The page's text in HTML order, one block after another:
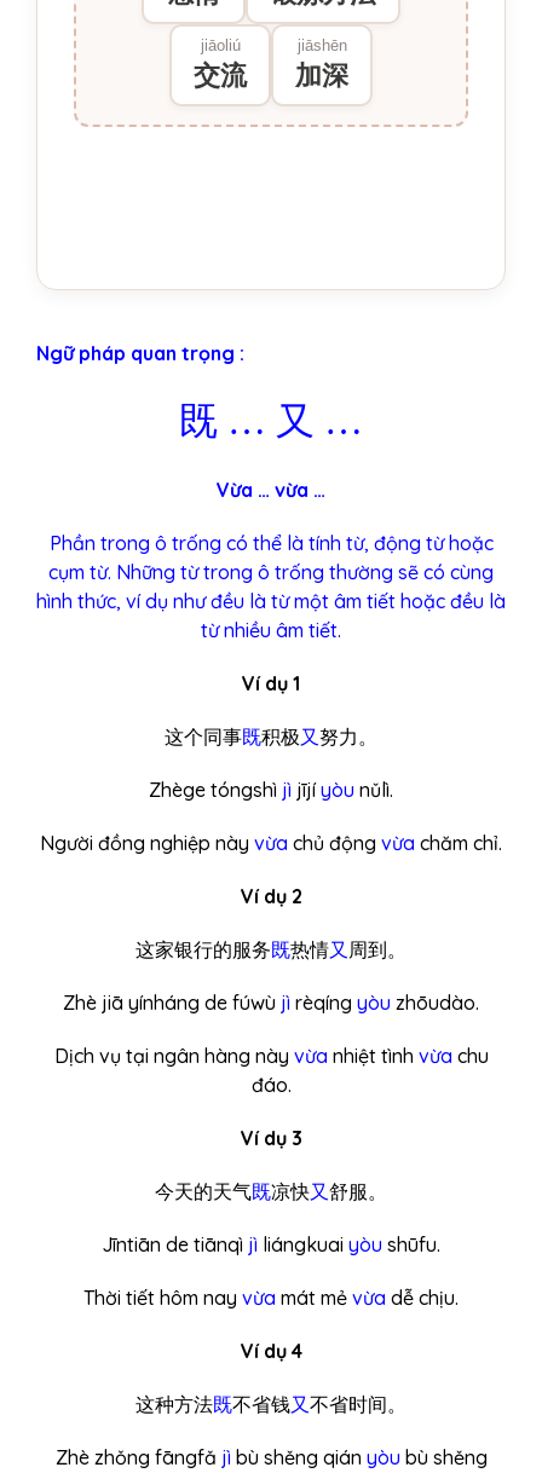
jiāoliú
交流
jiāshēn
加深
Ngữ pháp quan trọng :
既 … 又 …
Vừa … vừa …
Phần trong ô trống có thể là tính từ, động từ hoặc
cụm từ. Những từ trong ô trống thường sẽ có cùng
hình thức, ví dụ như đều là từ một âm tiết hoặc đều là
từ nhiều âm tiết.
Ví dụ 1
这个同事既积极又努力。
Zhège tóngshì jì jījíyòu nǔlì.
Người đồng nghiệp này vừa chủ động vừa chăm chỉ.
Ví dụ 2
这家银行的服务既热情又周到。
Zhè jiā yínháng de fúwù jì rèqíng yòu zhōudào.
Dịch vụ tại ngân hàng này vừa nhiệt tình vừa chu
đáo.
Ví dụ 3
今天的天气既凉快又舒服。
Jīntiān de tiānqì jì liángkuai yòu shūfu.
Thời tiết hôm nay vừa mát mẻ vừa dễ chịu.
Ví dụ 4
这种方法既不省钱又不省时间。
Zhè zhǒng fāngfǎ jì bù shěng qián yòu bù shěng